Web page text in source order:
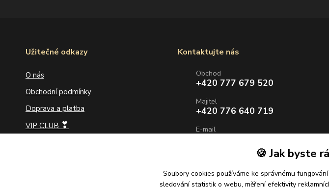
Užitečné odkazy
O nás
Obchodní podmínky
Doprava a platba
VIP CLUB ❣
Kontaktujte nás
Obchod
+420 777 679 520
Majitel
+420 776 640 719
E-mail
🍪 Jak byste
Soubory cookies používáme ke správnému
sledování statistik o webu, měření efektivity